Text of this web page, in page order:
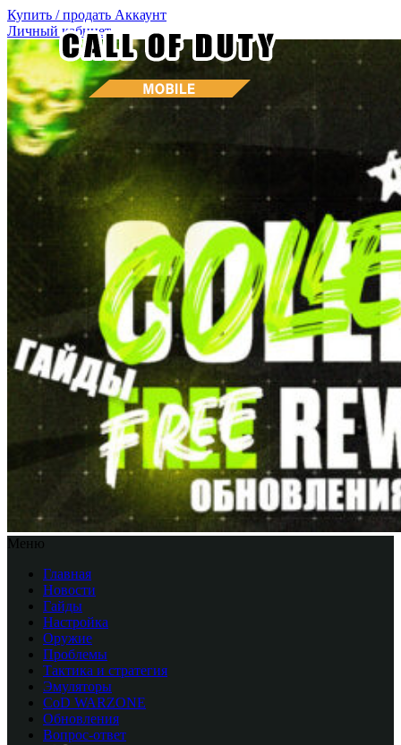
Купить / продать Аккаунт
Личный кабинет
Меню
Главная
Новости
Гайды
Настройка
Оружие
Проблемы
Тактика и стратегия
Эмуляторы
CоD WARZONE
Обновления
Вопрос-ответ